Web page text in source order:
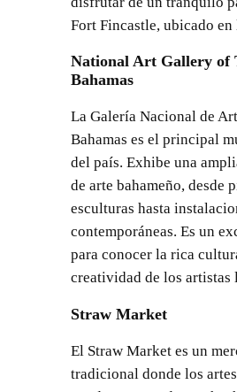
Fort Fincastle, ubicado en
National Art Gallery of
Bahamas
La Galería Nacional de
Bahamas es el principal
del país. Exhibe una
de arte bahameño, desde
esculturas hasta
contemporáneas. Es un
para conocer la rica
creatividad de los artistas
Straw Market
El Straw Market es un
tradicional donde los